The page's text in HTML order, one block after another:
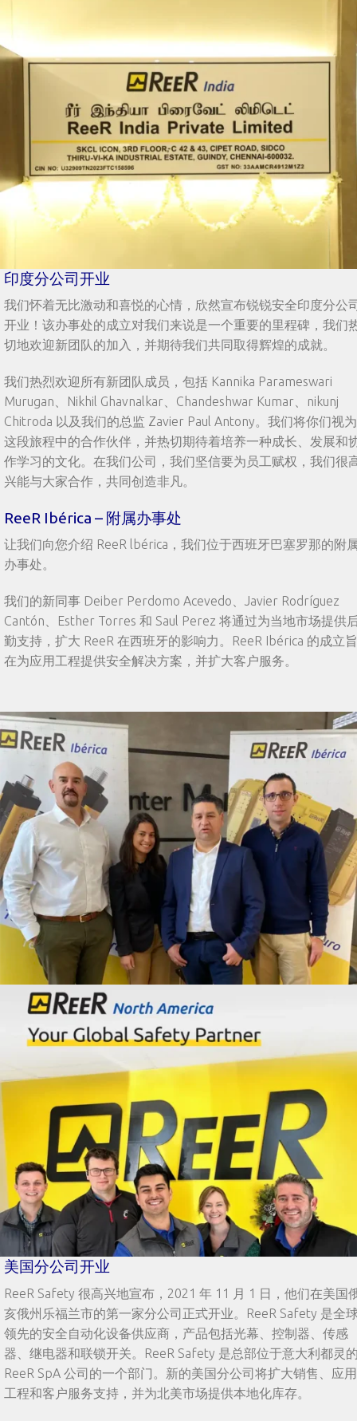
印度分公司开业
我们怀着无比激动和喜悦的心情，欣然宣布锐锐安全印度分公
开业！该办事处的成立对我们来说是一个重要的里程碑，我们
切地欢迎新团队的加入，并期待我们共同取得辉煌的成就。
我们热烈欢迎所有新团队成员，包括 Kannika Parameswari
Murugan、Nikhil Ghavnalkar、Chandeshwar Kumar、nikunj
Chitroda 以及我们的总监 Zavier Paul Antony。我们将你们视为
这段旅程中的合作伙伴，并热切期待着培养一种成长、发展和
作学习的文化。在我们公司，我们坚信要为员工赋权，我们很
兴能与大家合作，共同创造非凡。
ReeR Ibérica – 附属办事处
让我们向您介绍 ReeR lbérica，我们位于西班牙巴塞罗那的附
办事处。
我们的新同事 Deiber Perdomo Acevedo、Javier Rodríguez
Cantón、Esther Torres 和 Saul Perez 将通过为当地市场提供
勤支持，扩大 ReeR 在西班牙的影响力。ReeR Ibérica 的成立旨
在为应用工程提供安全解决方案，并扩大客户服务。
美国分公司开业
ReeR Safety 很高兴地宣布，2021 年 11 月 1 日，他们在美国
亥俄州乐福兰市的第一家分公司正式开业。ReeR Safety 是全
领先的安全自动化设备供应商，产品包括光幕、控制器、传感
器、继电器和联锁开关。ReeR Safety 是总部位于意大利都灵
ReeR SpA 公司的一个部门。新的美国分公司将扩大销售、应用
工程和客户服务支持，并为北美市场提供本地化库存。